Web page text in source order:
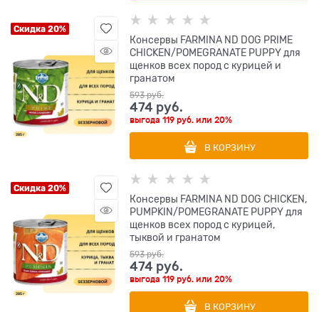
Скидка 20%
Консервы FARMINA ND DOG PRIME
CHICKEN/POMEGRANATE PUPPY для
щенков всех пород с курицей и
гранатом
593 руб.
474 руб.
выгода119 руб. или20%
В КОРЗИНУ
Скидка 20%
Консервы FARMINA ND DOG CHICKEN,
PUMPKIN/POMEGRANATE PUPPY для
щенков всех пород с курицей,
тыквой и гранатом
593 руб.
474 руб.
выгода119 руб. или20%
В КОРЗИНУ